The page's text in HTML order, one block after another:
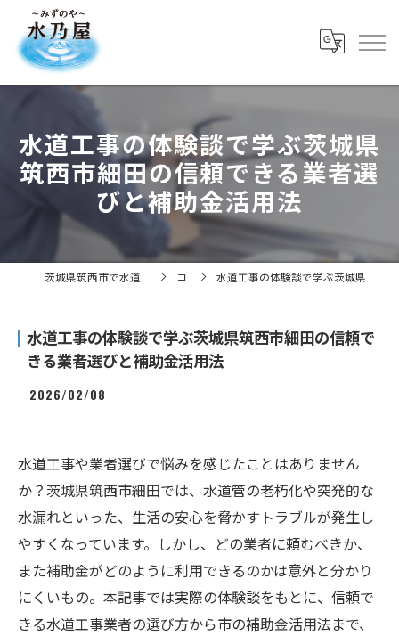
水道工事の体験談で学ぶ茨城県
筑西市細田の信頼できる業者選
びと補助金活用法
コラム 水道工事の体験談で学ぶ茨城県筑西市細田の信頼できる業者選びと補助金活用法
水道工事の体験談で学ぶ茨城県筑西市細田の信頼で
きる業者選びと補助金活用法
2026/02/08
水道工事や業者選びで悩みを感じたことはありません
か？茨城県筑西市細田では、水道管の老朽化や突発的な
水漏れといった、生活の安心を脅かすトラブルが発生し
やすくなっています。しかし、どの業者に頼むべきか、
また補助金がどのように利用できるのかは意外と分かり
にくいもの。本記事では実際の体験談をもとに、信頼で
きる水道工事業者の選び方から市の補助金活用法まで、